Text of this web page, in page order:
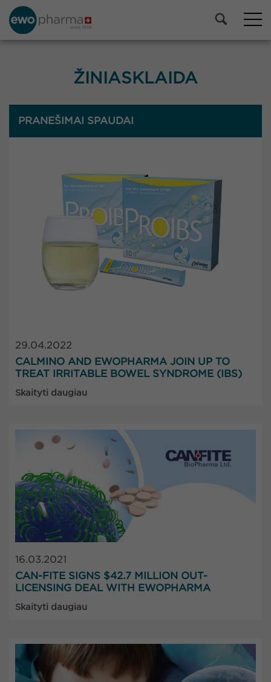
ŽINIASKLAIDA
PRANEŠIMAI SPAUDAI
29.04.2022
CALMINO AND EWOPHARMA JOIN UP TO
TREAT IRRITABLE BOWEL SYNDROME (IBS)
Skaityti daugiau
16.03.2021
CAN-FITE SIGNS $42.7 MILLION OUT-
LICENSING DEAL WITH EWOPHARMA
Skaityti daugiau